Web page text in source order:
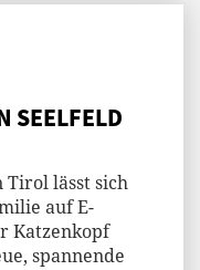
SEELFELD
Tirol lässt sich
auf E-
Katzenkopf
spannende